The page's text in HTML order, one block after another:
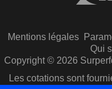
Mentions légales
Qui
Copyright © 2026
Les cotations sont